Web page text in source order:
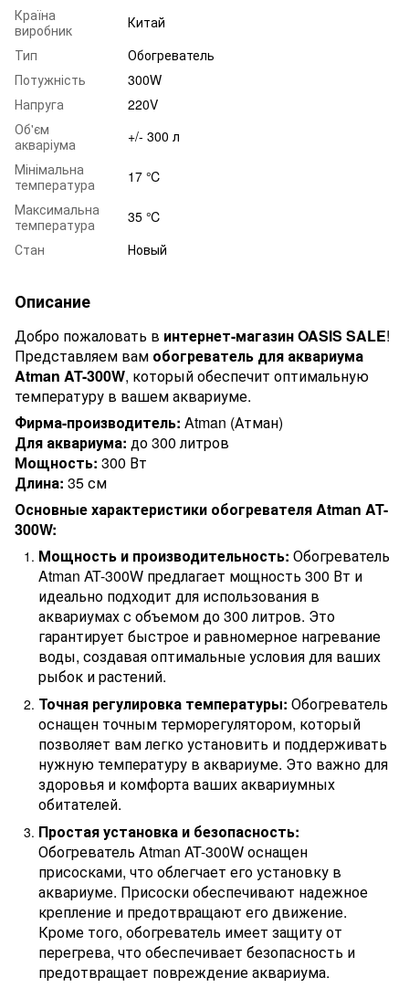
Країна
виробник
Китай
Тип
Обогреватель
Потужність
300W
Напруга
220V
Об'єм
акваріума
+/- 300 л
Мінімальна
температура
17 ℃
Максимальна
температура
35 ℃
Стан
Новый
Описание
Добро пожаловать в интернет-магазин OASIS SALE!
Представляем вам обогреватель для аквариума
Atman AT-300W, который обеспечит оптимальную
температуру в вашем аквариуме.
Фирма-производитель: Atman (Атман)
Для аквариума: до 300 литров
Мощность: 300 Вт
Длина: 35 см
Основные характеристики обогревателя Atman AT-
300W:
Мощность и производительность: Обогреватель
Atman AT-300W предлагает мощность 300 Вт и
идеально подходит для использования в
аквариумах с объемом до 300 литров. Это
гарантирует быстрое и равномерное нагревание
воды, создавая оптимальные условия для ваших
рыбок и растений.
Точная регулировка температуры: Обогреватель
оснащен точным терморегулятором, который
позволяет вам легко установить и поддерживать
нужную температуру в аквариуме. Это важно для
здоровья и комфорта ваших аквариумных
обитателей.
Простая установка и безопасность:
Обогреватель Atman AT-300W оснащен
присосками, что облегчает его установку в
аквариуме. Присоски обеспечивают надежное
крепление и предотвращают его движение.
Кроме того, обогреватель имеет защиту от
перегрева, что обеспечивает безопасность и
предотвращает повреждение аквариума.